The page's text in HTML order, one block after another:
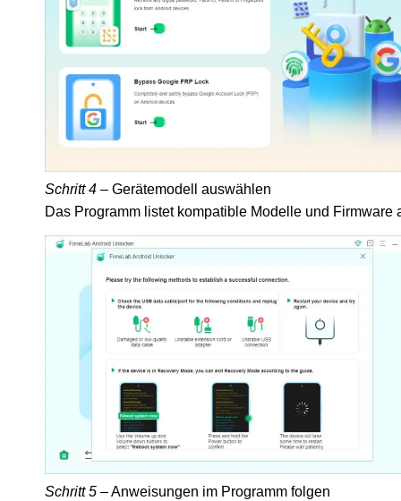
Schritt 4 – Gerätemodell auswählen
Das Programm listet kompatible Modelle und Firmware
Schritt 5 – Anweisungen im Programm folgen